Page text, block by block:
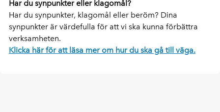
Har du synpunkter eller klagomål?
Har du synpunkter, klagomål eller beröm? Dina
synpunkter är värdefulla för att vi ska kunna förbättra
verksamheten.
Klicka här för att läsa mer om hur du ska gå till väga.